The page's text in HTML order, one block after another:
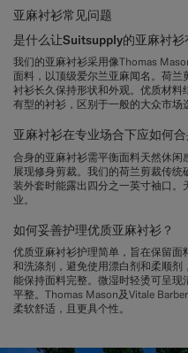
亚麻衬衫常见问题
是什么让Suitsupply的亚麻衬衫
我们的亚麻衬衫采用像Thomas
面料，以顶级爱尔兰亚麻闻名。荷
衬衫长久保持形状和外观。优质材
有型的衬衫，区别于一般的大众市场
亚麻衬衫在专业场合下应如何合
合身的亚麻衬衫需平衡面料天然休闲
展现修身剪裁。我们的荷兰剪裁传
装外套时能露出四分之一英寸袖口
业。
如何妥善护理优质亚麻衬衫？
优质亚麻衬衫护理简单，旨在保留
和洗涤剂，避免使用漂白剂和柔顺
能保持面料完整。微湿时轻烫可呈
平整。Thomas Mason及Vitale
柔软舒适，且更具个性。